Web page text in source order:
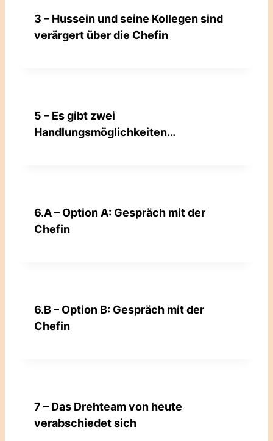
3 – Hussein und seine Kollegen sind
verärgert über die Chefin
5 – Es gibt zwei
Handlungsmöglichkeiten…
6.A – Option A: Gespräch mit der
Chefin
6.B – Option B: Gespräch mit der
Chefin
7 – Das Drehteam von heute
verabschiedet sich